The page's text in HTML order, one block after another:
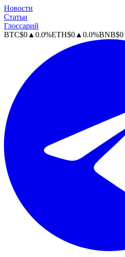
Новости
Статьи
Глоссарий
BTC$0 ▲ 0.0%ETH$0 ▲ 0.0%BNB$0